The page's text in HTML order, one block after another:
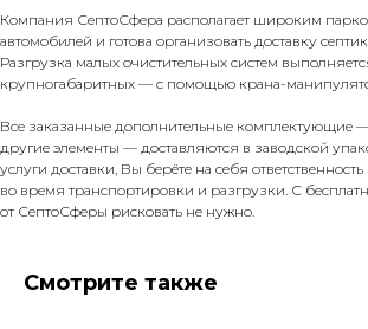
Компания СептоСфера располагает широким
автомобилей и готова организовать доставку
Разгрузка малых очистительных систем
крупногабаритных — с помощью крана-
Все заказанные дополнительные комплектующие
другие элементы — доставляются в заводской
услуги доставки, Вы берёте на себя
во время транспортировки и разгрузки. С
от СептоСферы рисковать не нужно.
Смотрите также